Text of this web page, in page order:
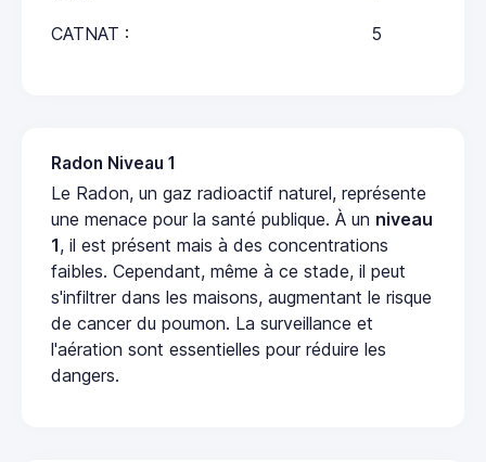
CATNAT : 5
Radon Niveau 1
Le Radon, un gaz radioactif naturel, représente
une menace pour la santé publique. À un niveau
1, il est présent mais à des concentrations
faibles. Cependant, même à ce stade, il peut
s'infiltrer dans les maisons, augmentant le risque
de cancer du poumon. La surveillance et
l'aération sont essentielles pour réduire les
dangers.